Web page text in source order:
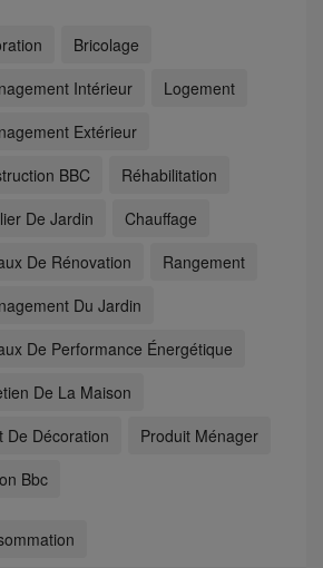
Bricolage
Intérieur
Logement
Extérieur
BBC
Réhabilitation
De Jardin
Chauffage
De Rénovation
Rangement
Du Jardin
De Performance Énergétique
De La Maison
De Décoration
Produit Ménager
Bbc